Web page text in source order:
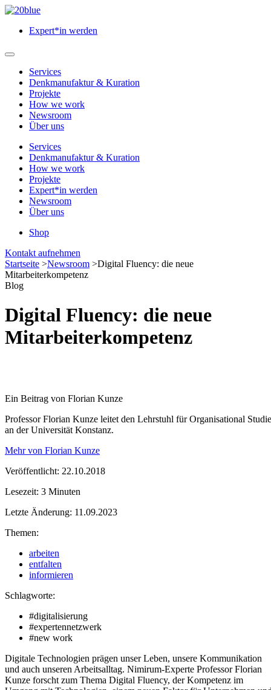
Zum
springenExpert*in werden
Hauptmenü
öffnenServices
Denkmanufaktur & Kuration
Projekte
How we work
Newsroom
Über uns
Services
Denkmanufaktur & Kuration
How we work
Projekte
Expert*in werden
Newsroom
Über uns
Shop
Menü
schließen
Kontakt aufnehmen
Startseite >Newsroom >Digital Fluency: die neue
Mitarbeiterkompetenz
Blog
Digital Fluency: die neue
Mitarbeiterkompetenz
Ein Beitrag von Florian Kunze
Professor Florian Kunze leitet den Lehrstuhl für Organisational
an der Universität Konstanz.
Mehr von Florian Kunze
Veröffentlicht: 22.10.2018
Lesezeit: 3 Minuten
Letzte Änderung: 11.09.2023
Themen:
arbeiten
entfalten
informieren
Schlagworte:
#digitalisierung
#expertennetzwerk
#new work
Digitale Technologien prägen unser Leben, unsere Kommunikation
und auch unseren Arbeitsalltag. Nimirum-Experte Professor Florian
Kunze forscht zum Thema Digital Fluency, der Kompetenz im